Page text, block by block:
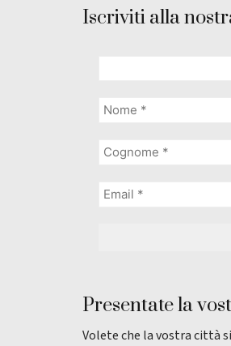
Iscriviti alla
Presentate la
Volete che la vostra città